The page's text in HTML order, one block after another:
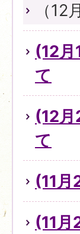
（
(12
て
(12
て
(11
(11